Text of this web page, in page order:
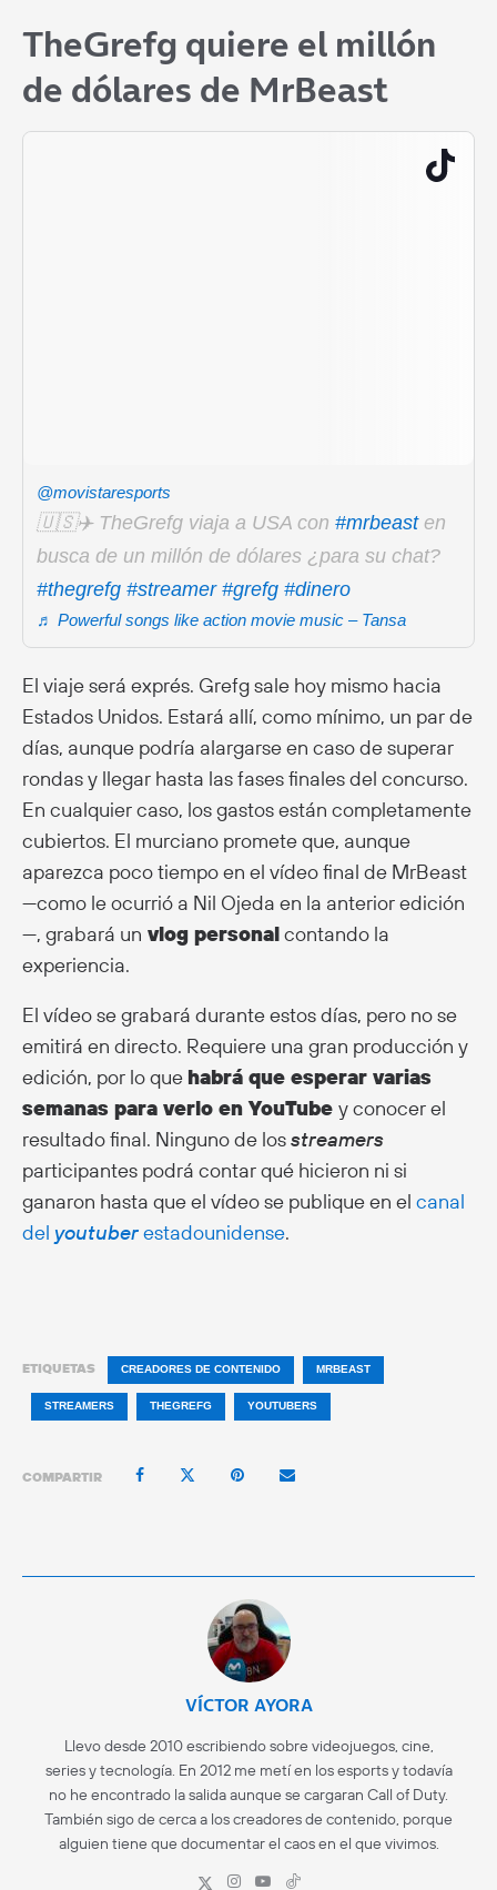
TheGrefg quiere el millón
de dólares de MrBeast
@movistaresports
🇺🇸✈️ TheGrefg viaja a USA con #mrbeasten
busca de un millón de dólares ¿para su chat?
#thegrefg #streamer #grefg #dinero
♬ Powerful songs like action movie music – Tansa
El viaje será exprés. Grefg sale hoy mismo hacia
Estados Unidos. Estará allí, como mínimo, un par de
días, aunque podría alargarse en caso de superar
rondas y llegar hasta las fases finales del concurso.
En cualquier caso, los gastos están completamente
cubiertos. El murciano promete que, aunque
aparezca poco tiempo en el vídeo final de MrBeast
—como le ocurrió a Nil Ojeda en la anterior edición
—, grabará un vlog personalcontando la
experiencia.
El vídeo se grabará durante estos días, pero no se
emitirá en directo. Requiere una gran producción y
edición, por lo que habrá que esperar varias
semanas para verlo en YouTube y conocer el
resultado final. Ninguno de losstreamers
participantes podrá contar qué hicieron ni si
ganaron hasta que el vídeo se publique en el canal
del youtuberestadounidense.
ETIQUETAS CREADORES DE CONTENIDO MRBEAST
STREAMERS THEGREFG YOUTUBERS
COMPARTIR
VÍCTOR AYORA
Llevo desde 2010 escribiendo sobre videojuegos, cine,
series y tecnología. En 2012 me metí en los esports y todavía
no he encontrado la salida aunque se cargaran Call of Duty.
También sigo de cerca a los creadores de contenido, porque
alguien tiene que documentar el caos en el que vivimos.